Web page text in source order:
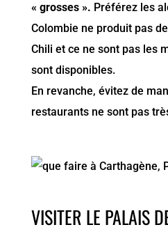
« grosses ». Préférez les
Colombie ne produit pas
Chili et ce ne sont pas les
sont disponibles.
En revanche, évitez de
restaurants ne sont pas
VISITER LE PALAIS